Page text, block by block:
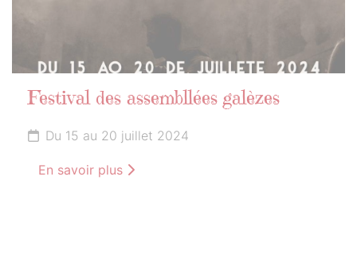
Festival des assembllées galèzes
Du 15 au 20 juillet 2024
En savoir plus